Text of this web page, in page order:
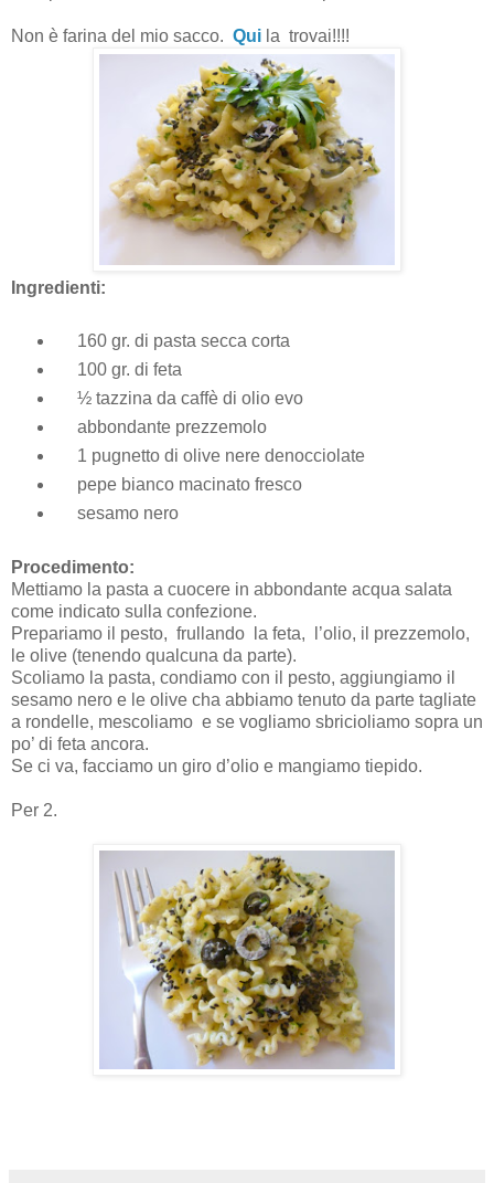
Non è farina del mio sacco. Qui la trovai!!!!
Ingredienti:
160 gr. di pasta secca corta
100 gr. di feta
½ tazzina da caffè di olio evo
abbondante prezzemolo
1 pugnetto di olive nere denocciolate
pepe bianco macinato fresco
sesamo nero
Procedimento:
Mettiamo la pasta a cuocere in abbondante acqua salata
come indicato sulla confezione.
Prepariamo il pesto, frullando la feta,
l’olio, il prezzemolo,
le olive (tenendo qualcuna da parte).
Scoliamo la pasta, condiamo con il pesto, aggiungiamo il
sesamo nero e le olive cha abbiamo tenuto da parte tagliate
a rondelle, mescoliamo e se vogliamo sbricioliamo sopra un
po’ di feta ancora.
Se ci va, facciamo un giro d’olio e mangiamo tiepido.
Per 2.